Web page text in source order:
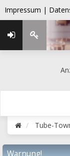
Impressum |
Tube-
Warnung!